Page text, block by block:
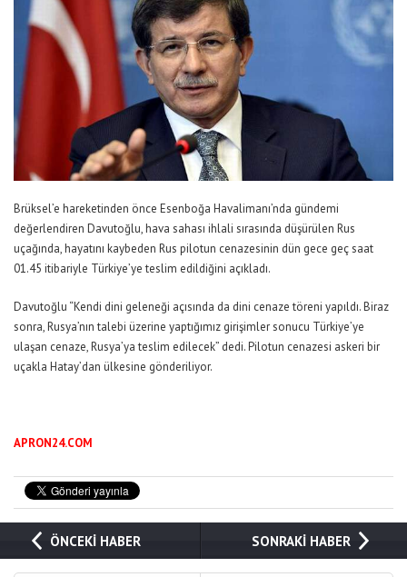
Brüksel’e hareketinden önce Esenboğa Havalimanı’nda gündemi
değerlendiren Davutoğlu, hava sahası ihlali sırasında düşürülen Rus
uçağında, hayatını kaybeden Rus pilotun cenazesinin dün gece geç saat
01.45 itibariyle Türkiye’ye teslim edildiğini açıkladı.
Davutoğlu “Kendi dini geleneği açısında da dini cenaze töreni yapıldı. Biraz
sonra, Rusya’nın talebi üzerine yaptığımız girişimler sonucu Türkiye’ye
ulaşan cenaze, Rusya’ya teslim edilecek” dedi. Pilotun cenazesi askeri bir
uçakla Hatay’dan ülkesine gönderiliyor.
APRON24.COM
ÖNCEKİ HABER SONRAKİ HABER